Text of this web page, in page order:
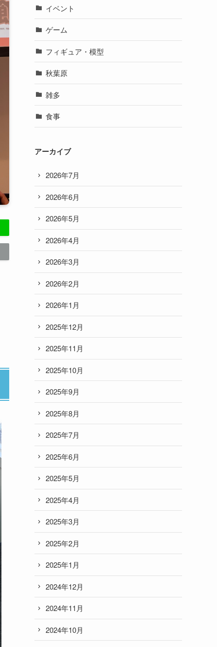
イベント
ゲーム
フィギュア・模型
秋葉原
雑多
食事
アーカイブ
2026年7月
2026年6月
2026年5月
2026年4月
2026年3月
2026年2月
2026年1月
2025年12月
2025年11月
2025年10月
2025年9月
2025年8月
2025年7月
2025年6月
2025年5月
2025年4月
2025年3月
2025年2月
2025年1月
2024年12月
2024年11月
2024年10月